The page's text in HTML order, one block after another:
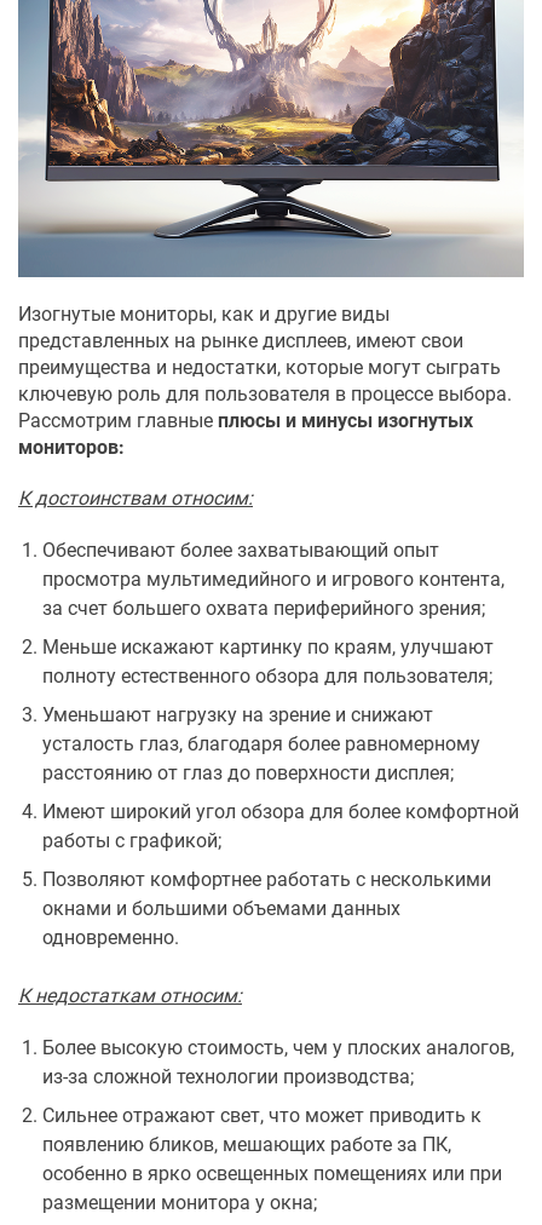
Изогнутые мониторы, как и другие виды
представленных на рынке дисплеев, имеют свои
преимущества и недостатки, которые могут сыграть
ключевую роль для пользователя в процессе выбора.
Рассмотрим главные плюсы и минусы изогнутых
мониторов:
К достоинствам относим:
Обеспечивают более захватывающий опыт
просмотра мультимедийного и игрового контента,
за счет большего охвата периферийного зрения;
Меньше искажают картинку по краям, улучшают
полноту естественного обзора для пользователя;
Уменьшают нагрузку на зрение и снижают
усталость глаз, благодаря более равномерному
расстоянию от глаз до поверхности дисплея;
Имеют широкий угол обзора для более комфортной
работы с графикой;
Позволяют комфортнее работать с несколькими
окнами и большими объемами данных
одновременно.
К недостаткам относим:
Более высокую стоимость, чем у плоских аналогов,
из-за сложной технологии производства;
Сильнее отражают свет, что может приводить к
появлению бликов, мешающих работе за ПК,
особенно в ярко освещенных помещениях или при
размещении монитора у окна;